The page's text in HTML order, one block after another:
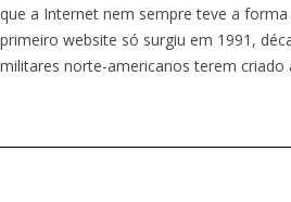
que a Internet nem sempre teve a
primeiro website só surgiu em 1991,
militares norte-americanos terem criado